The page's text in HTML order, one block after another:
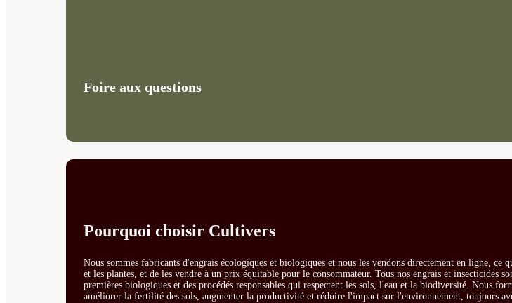
Foire aux questions
Pourquoi choisir Cultivers
Nous sommes fabricants d'engrais écologiques et biologiques et nous les vendons directement en ligne,
et les plantes, et de les vendre à un prix équitable pour le consommateur. Tous nos engrais et
premières biologiques et des procédés responsables qui respectent les sols, l'eau et la biodiversité. Nous
améliorer la fertilité des sols, augmenter la productivité et réduire l'impact sur l'environnement, toujours